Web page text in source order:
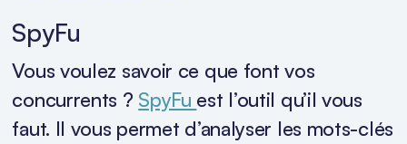
SpyFu
Vous voulez savoir ce que font vos
concurrents ? SpyFu est l’outil qu’il vous
faut. Il vous permet d’analyser les mots-clés